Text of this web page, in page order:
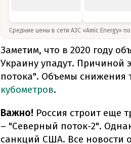
Средние цены в сети АЗС «Amic Energy»
Заметим, что в 2020 году
Украину упадут. Причиной
потока". Объемы снижения
кубометров.
Важно! Россия строит еще
– "Северный поток-2".
санкций США. Все новости